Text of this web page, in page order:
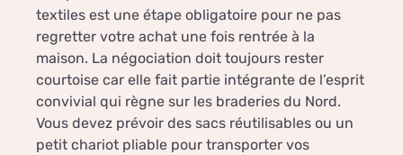
textiles est une étape obligatoire pour ne pas
regretter votre achat une fois rentrée à la
maison. La négociation doit toujours rester
courtoise car elle fait partie intégrante de l’esprit
convivial qui règne sur les braderies du Nord.
Vous devez prévoir des sacs réutilisables ou un
petit chariot pliable pour transporter vos